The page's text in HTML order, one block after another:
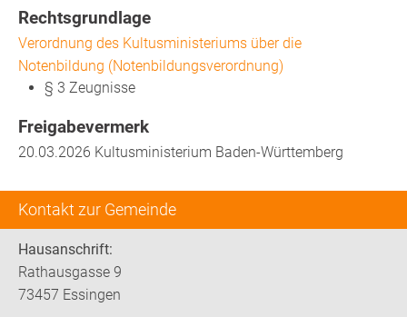
Kontakt zur Gemeinde
Hausanschrift:
Rathausgasse 9
73457 Essingen
Rechtsgrundlage
Verordnung des Kultusministeriums über die
Notenbildung (Notenbildungsverordnung)
§ 3 Zeugnisse
Freigabevermerk
20.03.2026 Kultusministerium Baden-Württemberg